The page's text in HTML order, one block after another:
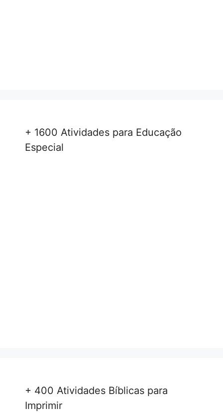
+ 1600 Atividades para Educação
Especial
+ 400 Atividades Bíblicas para
Imprimir